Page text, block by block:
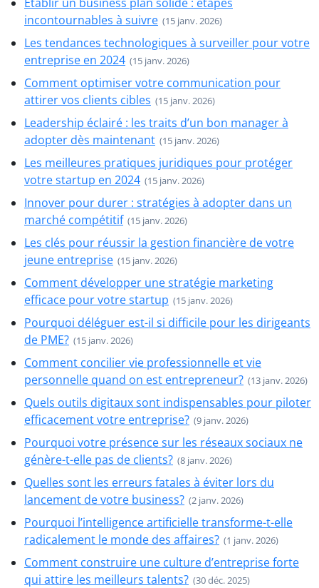
incontournables à suivre (15 janv. 2026)
Les tendances technologiques à surveiller pour votre
entreprise en 2024 (15 janv. 2026)
Comment optimiser votre communication pour
attirer vos clients cibles (15 janv. 2026)
Leadership éclairé : les traits d’un bon manager à
adopter dès maintenant (15 janv. 2026)
Les meilleures pratiques juridiques pour protéger
votre startup en 2024 (15 janv. 2026)
Innover pour durer : stratégies à adopter dans un
marché compétitif (15 janv. 2026)
Les clés pour réussir la gestion financière de votre
jeune entreprise (15 janv. 2026)
Comment développer une stratégie marketing
efficace pour votre startup (15 janv. 2026)
Pourquoi déléguer est-il si difficile pour les dirigeants
de PME? (15 janv. 2026)
Comment concilier vie professionnelle et vie
personnelle quand on est entrepreneur? (13 janv. 2026)
Quels outils digitaux sont indispensables pour piloter
efficacement votre entreprise? (9 janv. 2026)
Pourquoi votre présence sur les réseaux sociaux ne
génère-t-elle pas de clients? (8 janv. 2026)
Quelles sont les erreurs fatales à éviter lors du
lancement de votre business? (2 janv. 2026)
Pourquoi l’intelligence artificielle transforme-t-elle
radicalement le monde des affaires? (1 janv. 2026)
Comment construire une culture d’entreprise forte
qui attire les meilleurs talents? (30 déc. 2025)